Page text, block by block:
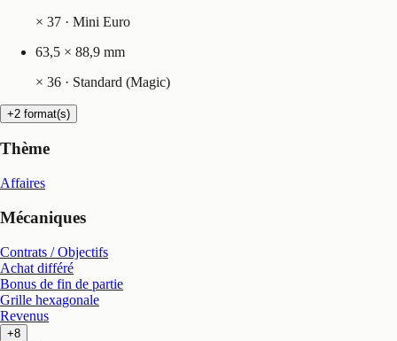
× 37 · Mini Euro
63,5 × 88,9 mm
× 36 · Standard (Magic)
+2 format(s)
Thème
Affaires
Mécaniques
Contrats / Objectifs
Achat différé
Bonus de fin de partie
Grille hexagonale
Revenus
+8